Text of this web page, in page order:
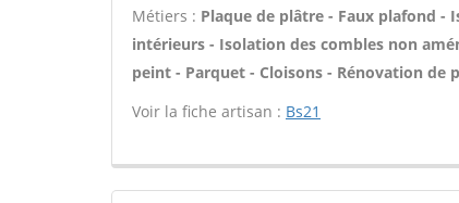
Métiers : Plaque de plâtre - Faux plafond
intérieurs - Isolation des combles non
peint - Parquet - Cloisons - Rénovation de
Voir la fiche artisan : Bs21